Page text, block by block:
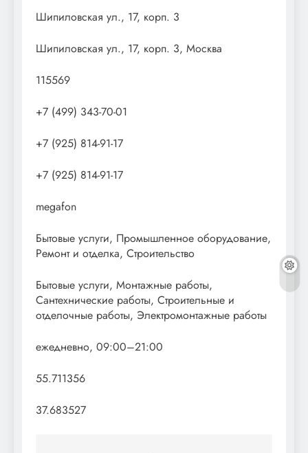
Шипиловская ул., 17, корп. 3
Шипиловская ул., 17, корп. 3, Москва
115569
+7 (499) 343-70-01
+7 (925) 814-91-17
+7 (925) 814-91-17
megafon
Бытовые услуги, Промышленное оборудование,
Ремонт и отделка, Строительство
Бытовые услуги, Монтажные работы,
Сантехнические работы, Строительные и
отделочные работы, Электромонтажные работы
ежедневно, 09:00–21:00
55.711356
37.683527